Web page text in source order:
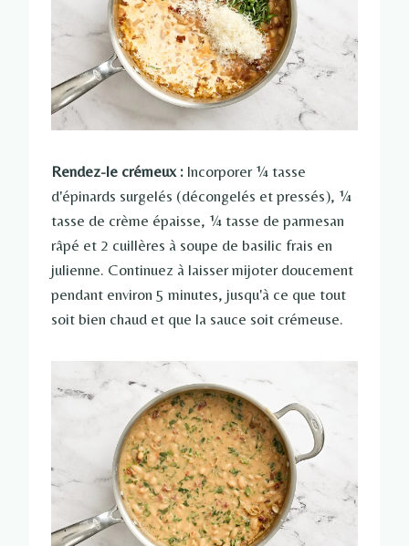
Rendez-le crémeux :Incorporer ¼ tasse
d'épinards surgelés (décongelés et pressés), ¼
tasse de crème épaisse, ¼ tasse de parmesan
râpé et 2 cuillères à soupe de basilic frais en
julienne. Continuez à laisser mijoter doucement
pendant environ 5 minutes, jusqu'à ce que tout
soit bien chaud et que la sauce soit crémeuse.